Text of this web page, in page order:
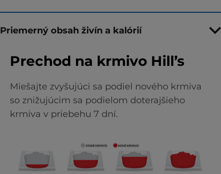
Priemerný obsah živín a kalórií
Prechod na krmivo Hill’s
Miešajte zvyšujúci sa podiel nového krmiva
so znižujúcim sa podielom doterajšieho
krmiva v priebehu 7 dní.